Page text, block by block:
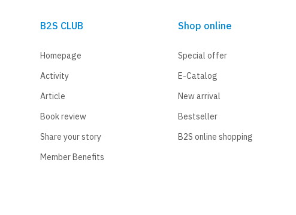
B2S CLUB
Homepage
Activity
Article
Book review
Share your story
Member Benefits
Shop online
Special offer
E-Catalog
New arrival
Bestseller
B2S online shopping